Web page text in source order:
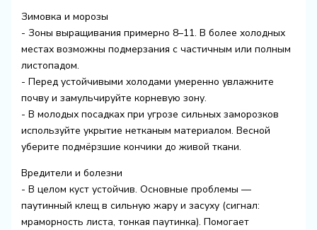
Зимовка и морозы
- Зоны выращивания примерно 8–11. В более холодных
местах возможны подмерзания с частичным или полным
листопадом.
- Перед устойчивыми холодами умеренно увлажните
почву и замульчируйте корневую зону.
- В молодых посадках при угрозе сильных заморозков
используйте укрытие нетканым материалом. Весной
уберите подмёрзшие кончики до живой ткани.
Вредители и болезни
- В целом куст устойчив. Основные проблемы —
паутинный клещ в сильную жару и засуху (сигнал:
мраморность листа, тонкая паутинка). Помогает